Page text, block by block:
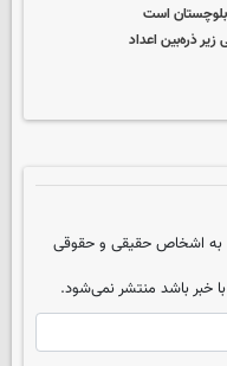
بلوچستان است
به اشخاص حقیقی و حقوقی
با خبر باشد منتشر نمی‌شود.